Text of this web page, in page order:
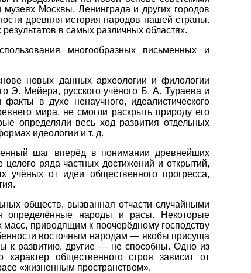
Москвы, Ленинграда и других городов
древняя история народов нашей страны.
в самых различных областях.
многообразных письменных и
новых данных археологии и филологии
Э. Мейера, русского учёного Б. А. Тураева и
в духе ненаучного, идеалистического
мира, не смогли раскрыть природу его
определяли весь ход развития отдельных
идеологии и т. д.
шаг вперёд в понимании древнейших
ряда частных достижений и открытий,
учёных от идеи общественного прогресса,
обществ, вызванная отчасти случайными
определённые народы и расы. Некоторые
приводящим к поочерёдному господству
восточным народам — якобы присуща
к развитию, другие — не способны. Одно из
общественного строя зависит от
«жизненным пространством».